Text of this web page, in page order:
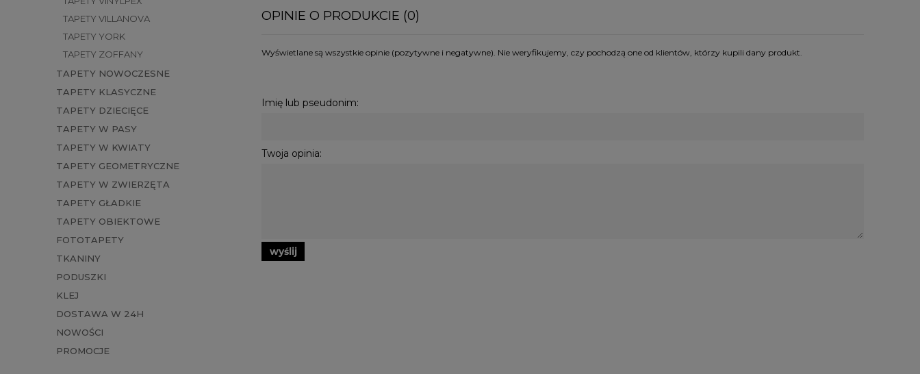
TAPETY VILLANOVA
TAPETY YORK
TAPETY ZOFFANY
TAPETY NOWOCZESNE
TAPETY KLASYCZNE
TAPETY DZIECIĘCE
TAPETY W PASY
TAPETY W KWIATY
TAPETY GEOMETRYCZNE
TAPETY W ZWIERZĘTA
TAPETY GŁADKIE
TAPETY OBIEKTOWE
FOTOTAPETY
TKANINY
PODUSZKI
KLEJ
DOSTAWA W 24H
NOWOŚCI
PROMOCJE
OPINIE O PRODUKCIE (0)
Wyświetlane są wszystkie opinie (pozytywne i negatywne). Nie weryfikujemy, czy pochodzą one od klientów, którzy kupili dany produkt.
Imię lub pseudonim:
Twoja opinia:
wyślij